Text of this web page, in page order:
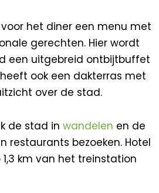
voor het diner een menu met
gerechten. Hier wordt
een uitgebreid ontbijtbuffet
ook een dakterras met
over de stad.
de stad in wandelen en de
restaurants bezoeken. Hotel
km van het treinstation